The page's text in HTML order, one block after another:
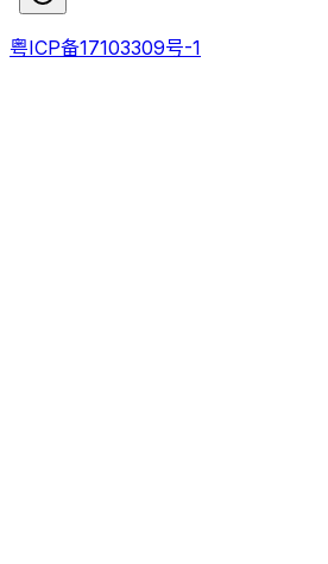
粤ICP备17103309号-1